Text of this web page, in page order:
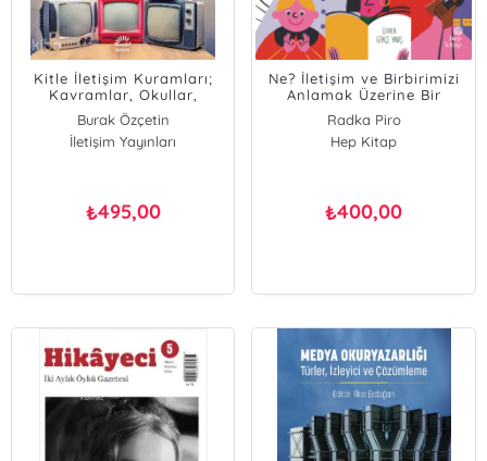
Kitle İletişim Kuramları;
Kavramlar, Okullar,
Modeller
Burak Özçetin
İletişim Yayınları
₺495,00
Ne? İletişim ve Birbirimizi
Anlamak Üzerine Bir
Kitap
Radka Piro
Hep Kitap
₺400,00